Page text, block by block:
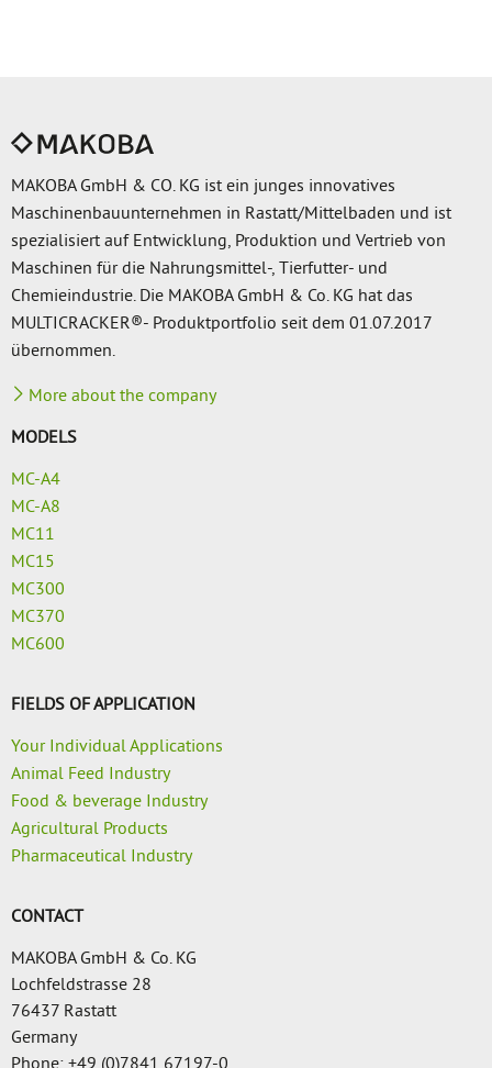
MAKOBA GmbH & CO. KG ist ein junges innovatives
Maschinenbauunternehmen in Rastatt/Mittelbaden und ist
spezialisiert auf Entwicklung, Produktion und Vertrieb von
Maschinen für die Nahrungsmittel-, Tierfutter- und
Chemieindustrie. Die MAKOBA GmbH & Co. KG hat das
MULTICRACKER®- Produktportfolio seit dem 01.07.2017
übernommen.
More about the company
MODELS
MC-A4
MC-A8
MC11
MC15
MC300
MC370
MC600
FIELDS OF APPLICATION
Your Individual Applications
Animal Feed Industry
Food & beverage Industry
Agricultural Products
Pharmaceutical Industry
CONTACT
MAKOBA GmbH & Co. KG
Lochfeldstrasse 28
76437 Rastatt
Germany